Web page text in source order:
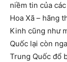
niềm tin của
Hoa Xã – hãng
Kinh cũng như
Quốc lại còn
Trung Quốc đổ